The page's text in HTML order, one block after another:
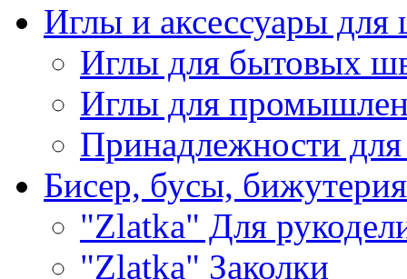
Иглы и аксессуары
Иглы для бытовых
Иглы для
Принадлежности
Бисер, бусы, бижутерия
"Zlatka" Для
"Zlatka" Заколки